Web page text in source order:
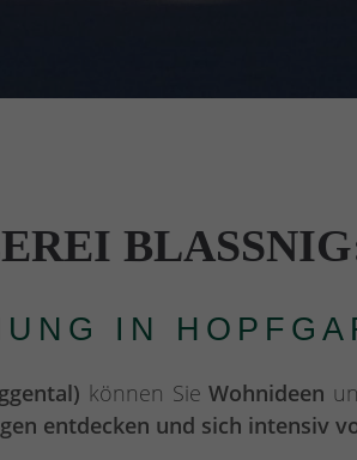
IN
können SieWohnideen
entdecken und sich intensiv